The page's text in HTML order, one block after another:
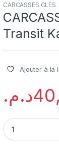
CARCASSES CLES
Transit
Ajouter à la
د.م.
CARCASSE